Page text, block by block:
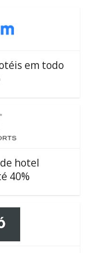
em todo
hotel
40%